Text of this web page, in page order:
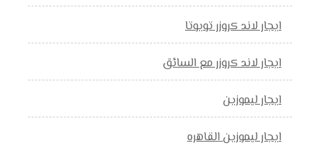
ايجار لاند كروزر تويوتا
ايجار لاند كروزر مع السائق
ايجار ليموزين
ايجار ليموزين القاهره